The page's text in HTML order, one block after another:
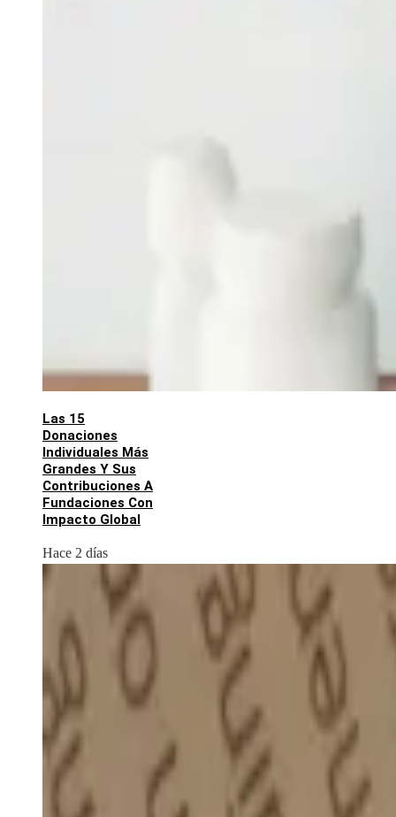
Las 15
Donaciones
Individuales Más
Grandes Y Sus
Contribuciones A
Fundaciones Con
Impacto Global
Hace 2 días